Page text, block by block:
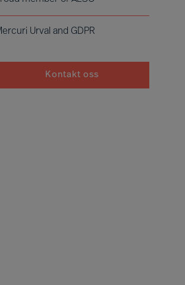
Urval and GDPR
Kontakt oss